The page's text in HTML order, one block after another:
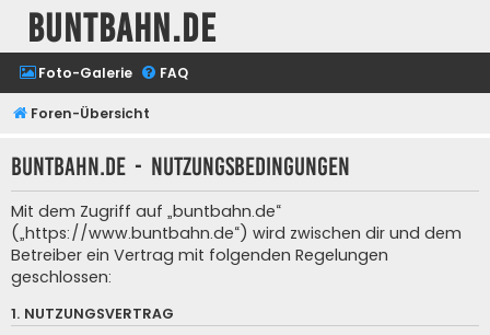
buntbahn.de
Foto-Galerie FAQ
Foren-Übersicht
buntbahn.de - Nutzungsbedingungen
Mit dem Zugriff auf „buntbahn.de“
(„https://www.buntbahn.de“) wird zwischen dir und dem
Betreiber ein Vertrag mit folgenden Regelungen
geschlossen:
1. NUTZUNGSVERTRAG